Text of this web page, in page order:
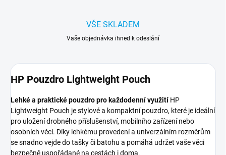
VŠE SKLADEM
Vaše objednávka ihned k odeslání
HP Pouzdro Lightweight Pouch
Lehké a praktické pouzdro pro každodenní využitíHP
Lightweight Pouch je stylové a kompaktní pouzdro, které je ideální
pro uložení drobného příslušenství, mobilního zařízení nebo
osobních věcí. Díky lehkému provedení a univerzálním rozměrům
se snadno vejde do tašky či batohu a pomáhá udržet vaše věci
bezpečně uspořádané na cestách i doma.